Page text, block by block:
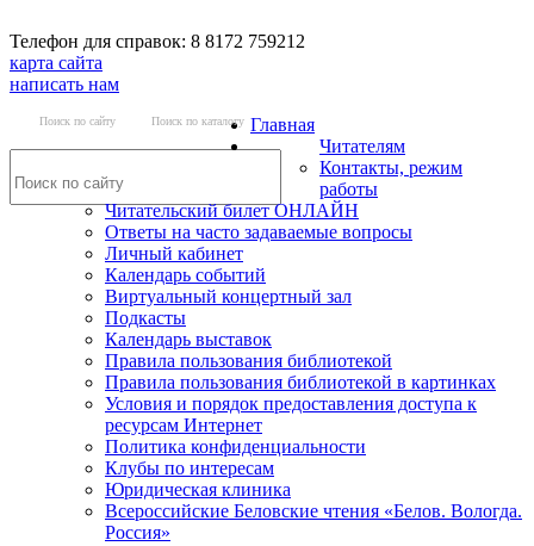
Телефон для справок: 8 8172 759212
карта сайта
написать нам
Поиск по сайту Поиск по каталогу Главная
Читателям
Контакты, режим
работы
Читательский билет ОНЛАЙН
Ответы на часто задаваемые вопросы
Личный кабинет
Календарь событий
Виртуальный концертный зал
Подкасты
Календарь выставок
Правила пользования библиотекой
Правила пользования библиотекой в картинках
Условия и порядок предоставления доступа к
ресурсам Интернет
Политика конфиденциальности
Клубы по интересам
Юридическая клиника
Всероссийские Беловские чтения «Белов. Вологда.
Россия»